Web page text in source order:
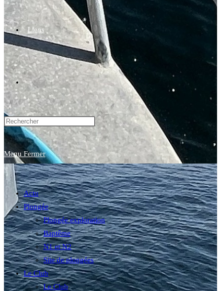
Liens
Toggle
website
search
Menu Fermer
Actu
Plongée
Plongée exploration
Baptême
N1 et N2
Site de plongées
Le Club
Le Club